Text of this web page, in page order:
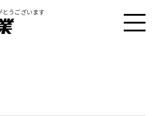
うございます